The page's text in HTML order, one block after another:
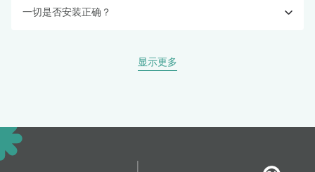
一切是否安装正确？
显示更多